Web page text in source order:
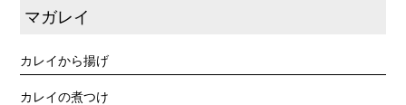
マガレイ
カレイから揚げ
カレイの煮つけ